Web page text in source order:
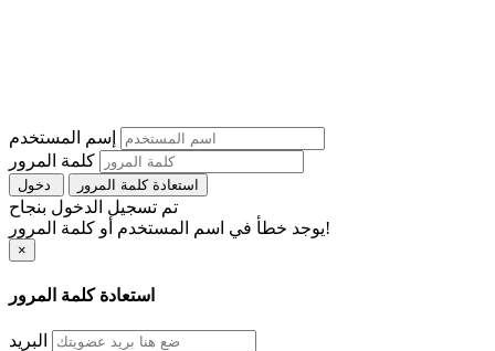
إسم المستخدم
كلمة المرور
استعادة كلمة المرور
تم تسجيل الدخول بنجاح
يوجد خطأ في اسم المستخدم أو كلمة المرور!
×
استعادة كلمة المرور
البريد